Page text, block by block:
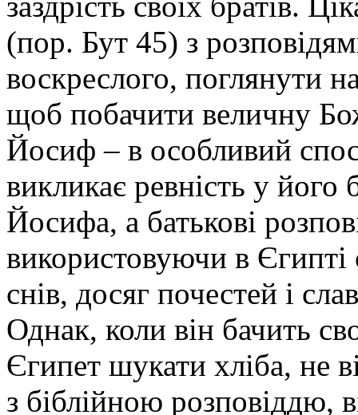
(пор. Бут 45) з
воскреслого, поглянути
щоб побачити величну
Йосиф – в особливий
викликає ревність у його
Йосифа, а батькові
використовуючи в Єгипті
снів, досяг почестей і
Однак, коли він бачить
Єгипет шукати хліба, не
з біблійною розповіддю,